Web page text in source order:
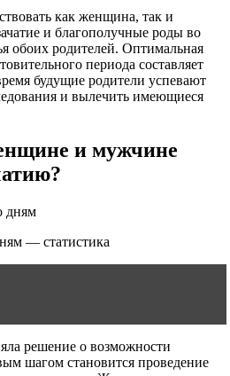
как женщина, так и
и благополучные роды во
обоих родителей. Оптимальная
периода составляет
будущие родители успевают
и вылечить имеющиеся
и мужчине
— статистика
решение о возможности
шагом становится проведение